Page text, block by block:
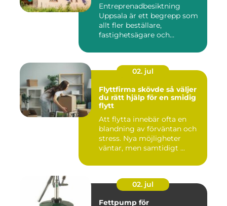
Entreprenadbesiktning
Uppsala är ett begrepp som
allt fler beställare,
fastighetsägare och
02. jul
Flyttfirma skövde så väljer
du rätt hjälp för en smidig
flytt
Att flytta innebär ofta en
blandning av förväntan och
stress. Nya möjligheter
väntar, men samtidigt ...
02. jul
Fettpump för